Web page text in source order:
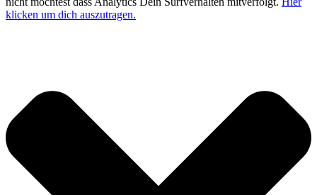
klicken um dich auszutragen.